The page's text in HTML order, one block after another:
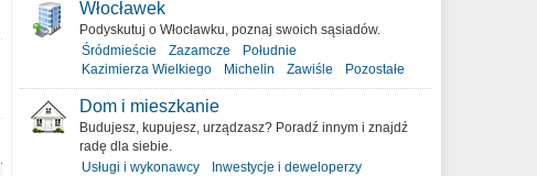
Włocławek
Podyskutuj o Włocławku, poznaj swoich sąsiadów.
Śródmieście
Zazamcze
Południe
Kazimierza Wielkiego
Michelin Zawiśle Pozostałe
Dom i mieszkanie
Budujesz, kupujesz, urządzasz? Poradź innym i znajdź
radę dla siebie.
Usługi i wykonawcy
Inwestycje i deweloperzy